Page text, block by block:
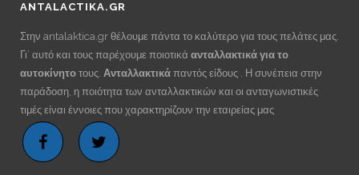
ANTALACTIKA.GR
Στην antalaktica.gr θέλουμε πάντα το καλύτερο για τους πελάτες μας.
Γι’ αυτό και τους παρέχουμε ποιοτικά ανταλλακτικά για το
αυτοκίνητο τους. Ανταλλακτικά παντός είδους . Η συνέπεια στην
παράδοση, η ποιότητα των ανταλλακτικών και οι ανταγωνιστικές
τιμές είναι έννοιες που χαρακτηρίζουν την εταιρείας μας